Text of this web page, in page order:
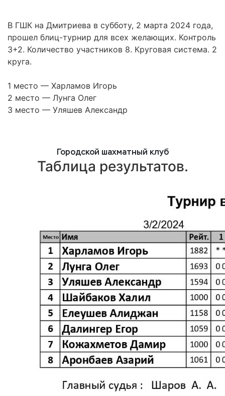
В ГШК на Дмитриева в субботу, 2 марта 2024 года,
прошел блиц-турнир для всех желающих. Контроль
3+2. Количество участников 8. Круговая система. 2
круга.
1 место — Харламов Игорь
2 место — Лунга Олег
3 место — Уляшев Александр
Городской шахматный клуб
Таблица результатов.